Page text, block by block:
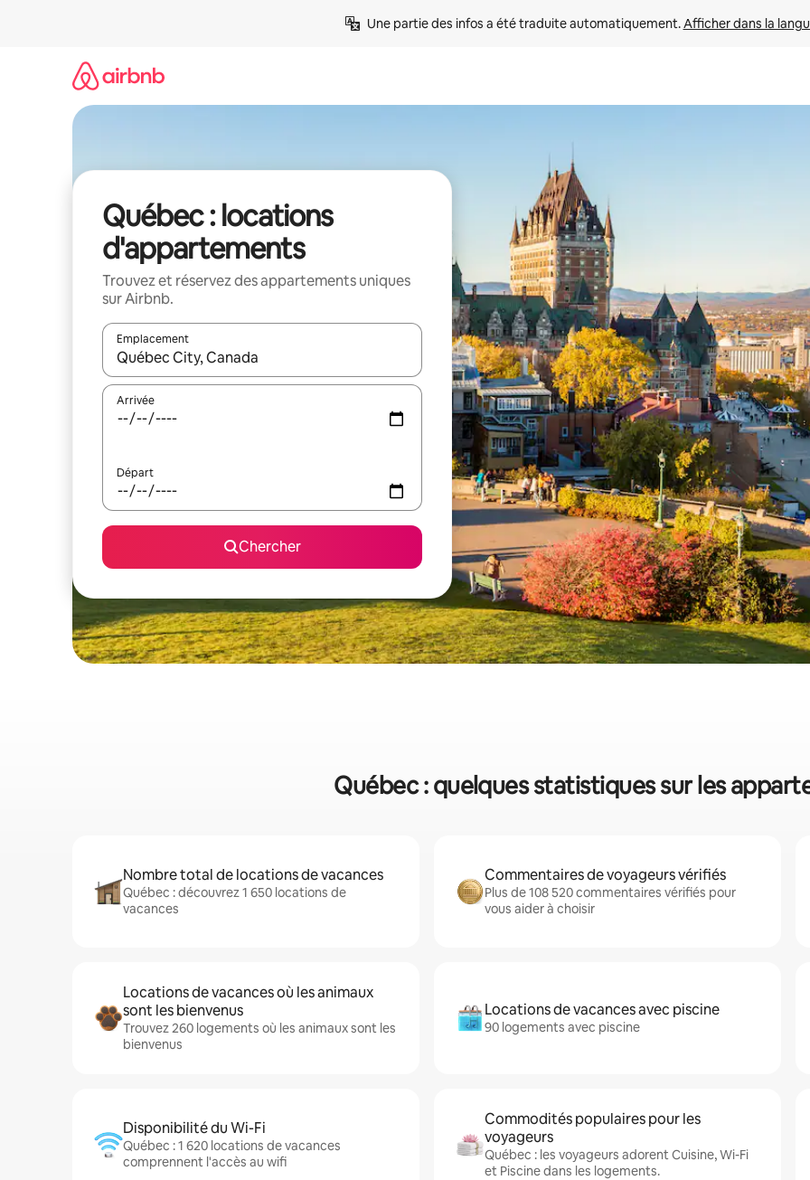
Une partie des infos a été traduite automatiquement. Afficher dans la
Québec : locations
d'appartements
Trouvez et réservez des appartements uniques
sur Airbnb.
Emplacement
Quand les résultats sont affichés, parcourez-les en utilisant les flèches vers le haut et vers le bas, ou en appuyant
Arrivée
Départ
Chercher
Québec : quelques statistiques sur les
Nombre total de locations de vacances
Québec : découvrez 1 650 locations de
vacances
Commentaires de voyageurs vérifiés
Plus de 108 520 commentaires vérifiés pour
vous aider à choisir
Locations de vacances où les animaux
sont les bienvenus
Trouvez 260 logements où les animaux sont les
bienvenus
Locations de vacances avec piscine
90 logements avec piscine
Disponibilité du Wi-Fi
Québec : 1 620 locations de vacances
comprennent l'accès au wifi
Commodités populaires pour les
voyageurs
Québec : les voyageurs adorent Cuisine, Wi-Fi
et Piscine dans les logements.